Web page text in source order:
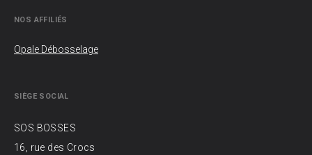
NOS AFFILIÉS
Opale Débosselage
SIÈGE SOCIAL
SOS BOSSES
16, rue des Crocs